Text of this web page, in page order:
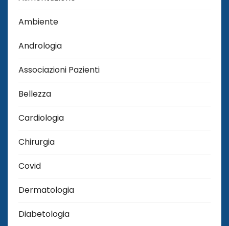
Ambiente
Andrologia
Associazioni Pazienti
Bellezza
Cardiologia
Chirurgia
Covid
Dermatologia
Diabetologia